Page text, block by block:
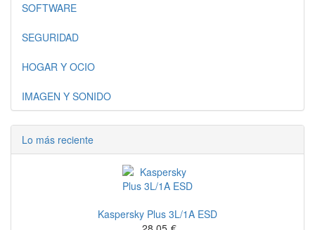
SOFTWARE
SEGURIDAD
HOGAR Y OCIO
IMAGEN Y SONIDO
Lo más reciente
Kaspersky Plus 3L/1A ESD